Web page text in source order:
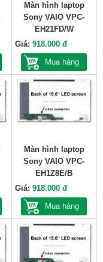
Màn hình laptop
Sony VAIO VPC-
EH21FD/W
Giá: 918.000 đ
Mua hàng
Màn hình laptop
Sony VAIO VPC-
EH1Z8E/B
Giá: 918.000 đ
Mua hàng